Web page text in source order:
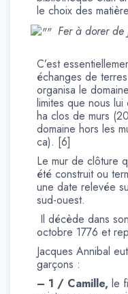
le choix des
Fer à dorer de
C’est
échanges de
organisa le
limites que nous lui
ha clos de murs
domaine hors les
ca). [6]
Le mur de clôture
été construit ou
une date relevée
sud-ouest.
Il décède dans
octobre 1776 et
Jacques Annibal
garçons :
– 1 / Camille, le